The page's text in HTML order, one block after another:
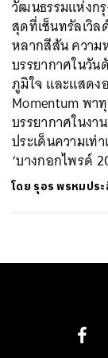
วัฒนธรรมแห่งก
สุดที่เซ็นทรัลเวิ
หลากสีสัน ควา
บรรยากาศในวั
ภูมิใจ และแสดง
Momentum พา
บรรยากาศในงา
ประเด็นความเท่
‘บางกอกไพรด์
โดย รุอร พรหมปร